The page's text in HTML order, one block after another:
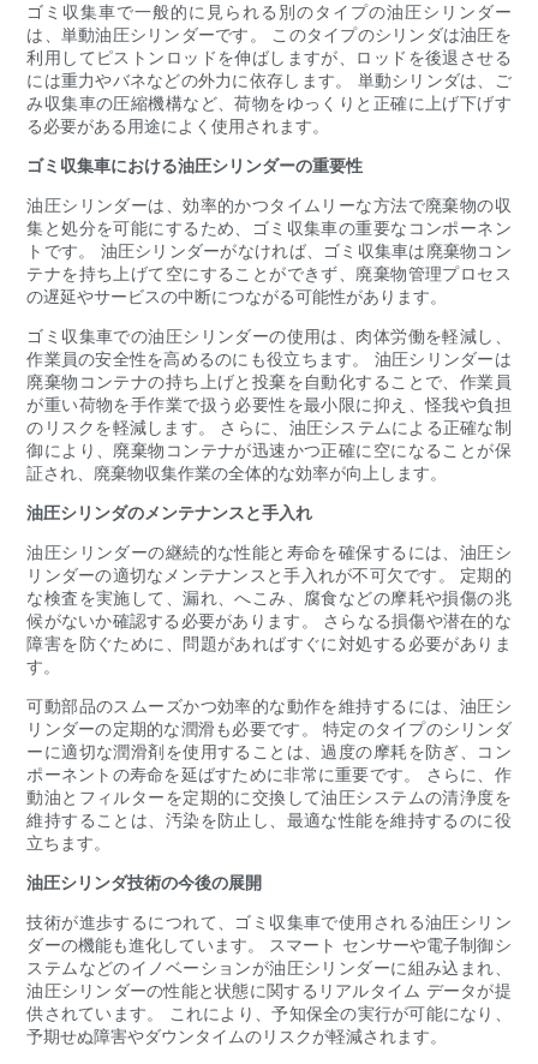
ゴミ収集車で一般的に見られる別のタイプの油圧シリンダー
は、単動油圧シリンダーです。 このタイプのシリンダは油圧を
利用してピストンロッドを伸ばしますが、ロッドを後退させる
には重力やバネなどの外力に依存します。 単動シリンダは、ご
み収集車の圧縮機構など、荷物をゆっくりと正確に上げ下げす
る必要がある用途によく使用されます。
ゴミ収集車における油圧シリンダーの重要性
油圧シリンダーは、効率的かつタイムリーな方法で廃棄物の収
集と処分を可能にするため、ゴミ収集車の重要なコンポーネン
トです。 油圧シリンダーがなければ、ゴミ収集車は廃棄物コン
テナを持ち上げて空にすることができず、廃棄物管理プロセス
の遅延やサービスの中断につながる可能性があります。
ゴミ収集車での油圧シリンダーの使用は、肉体労働を軽減し、
作業員の安全性を高めるのにも役立ちます。 油圧シリンダーは
廃棄物コンテナの持ち上げと投棄を自動化することで、作業員
が重い荷物を手作業で扱う必要性を最小限に抑え、怪我や負担
のリスクを軽減します。 さらに、油圧システムによる正確な制
御により、廃棄物コンテナが迅速かつ正確に空になることが保
証され、廃棄物収集作業の全体的な効率が向上します。
油圧シリンダのメンテナンスと手入れ
油圧シリンダーの継続的な性能と寿命を確保するには、油圧シ
リンダーの適切なメンテナンスと手入れが不可欠です。 定期的
な検査を実施して、漏れ、へこみ、腐食などの摩耗や損傷の兆
候がないか確認する必要があります。 さらなる損傷や潜在的な
障害を防ぐために、問題があればすぐに対処する必要がありま
す。
可動部品のスムーズかつ効率的な動作を維持するには、油圧シ
リンダーの定期的な潤滑も必要です。 特定のタイプのシリンダ
ーに適切な潤滑剤を使用することは、過度の摩耗を防ぎ、コン
ポーネントの寿命を延ばすために非常に重要です。 さらに、作
動油とフィルターを定期的に交換して油圧システムの清浄度を
維持することは、汚染を防止し、最適な性能を維持するのに役
立ちます。
油圧シリンダ技術の今後の展開
技術が進歩するにつれて、ゴミ収集車で使用される油圧シリン
ダーの機能も進化しています。 スマート センサーや電子制御シ
ステムなどのイノベーションが油圧シリンダーに組み込まれ、
油圧シリンダーの性能と状態に関するリアルタイム データが提
供されています。 これにより、予知保全の実行が可能になり、
予期せぬ障害やダウンタイムのリスクが軽減されます。